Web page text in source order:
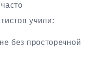
учили:
без просторечной